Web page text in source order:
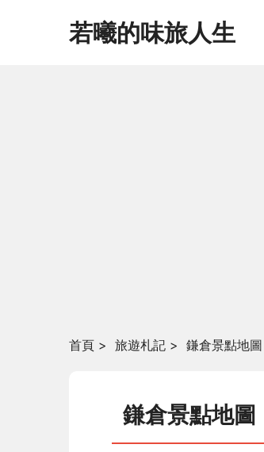
若曦的味旅人生
首頁 > 旅遊札記 > 鎌倉景點地
鎌倉景點地圖